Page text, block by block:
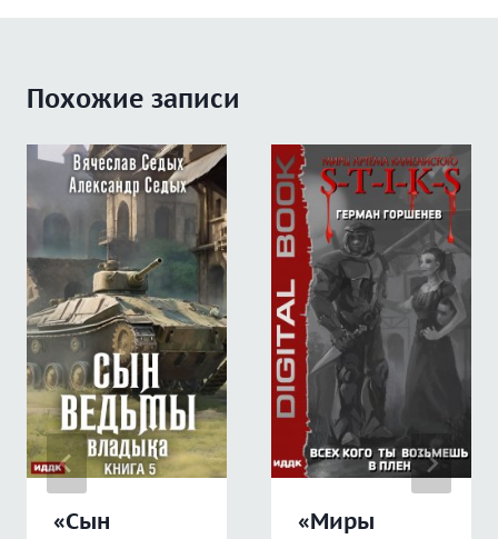
Похожие записи
«Сын
«Миры